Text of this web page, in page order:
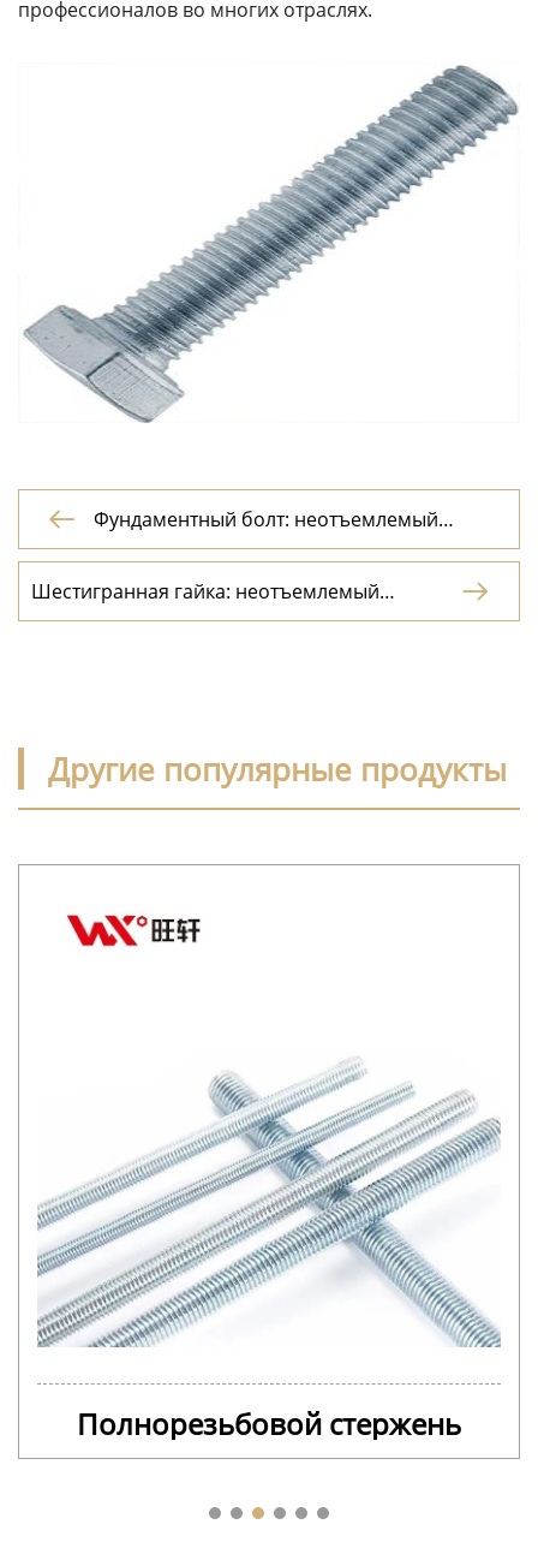
профессионалов во многих отраслях.

Фундаментный болт: неотъемлемый
элемент строительства
Шестигранная гайка: неотъемлемый
элемент в мире механики

Другие популярные продукты
Полнорезьбовой стержень